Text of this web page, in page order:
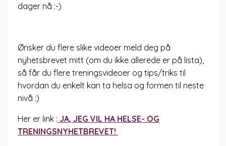
dager nå :-)
Ønsker du flere slike videoer meld deg på
nyhetsbrevet mitt (om du ikke allerede er på lista),
så får du flere treningsvideoer og tips/triks til
hvordan du enkelt kan ta helsa og formen til neste
nivå :)
Her er link : JA, JEG VIL HA HELSE- OG
TRENINGSNYHETBREVET!